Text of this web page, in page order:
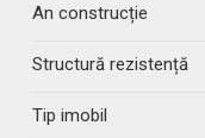
An construcție
Structură rezistență
Tip imobil